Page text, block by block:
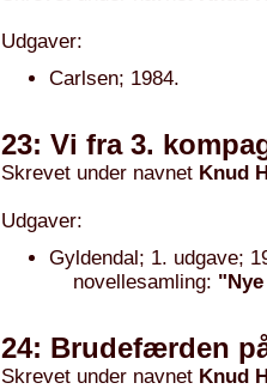
Udgaver:
Carlsen; 1984.
23: Vi fra 3.
Skrevet under navnet Knud
Udgaver:
Gyldendal; 1. udgave;
novellesamling:
24: Brudefærden
Skrevet under navnet Knud